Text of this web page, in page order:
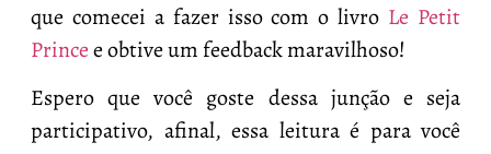
que comecei a fazer isso com o livro Le Petit
Princee obtive um feedback maravilhoso!
Espero que você goste dessa junção e seja
participativo, afinal, essa leitura é para você